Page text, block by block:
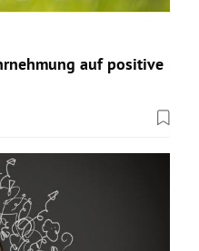
auf positive